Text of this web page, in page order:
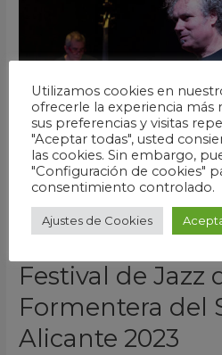
Festival de Jazz
Formentera del
Alicante 2023
Festival
de
Jazz
de
Formentera
del
Segura
Alicante
2023
Utilizamos cookies en
ofrecerle la experiencia más
sus preferencias y visitas
"Aceptar todas", usted
las cookies. Sin embargo,
"Configuración de cookies"
consentimiento controlado.
Ajustes de Cookies